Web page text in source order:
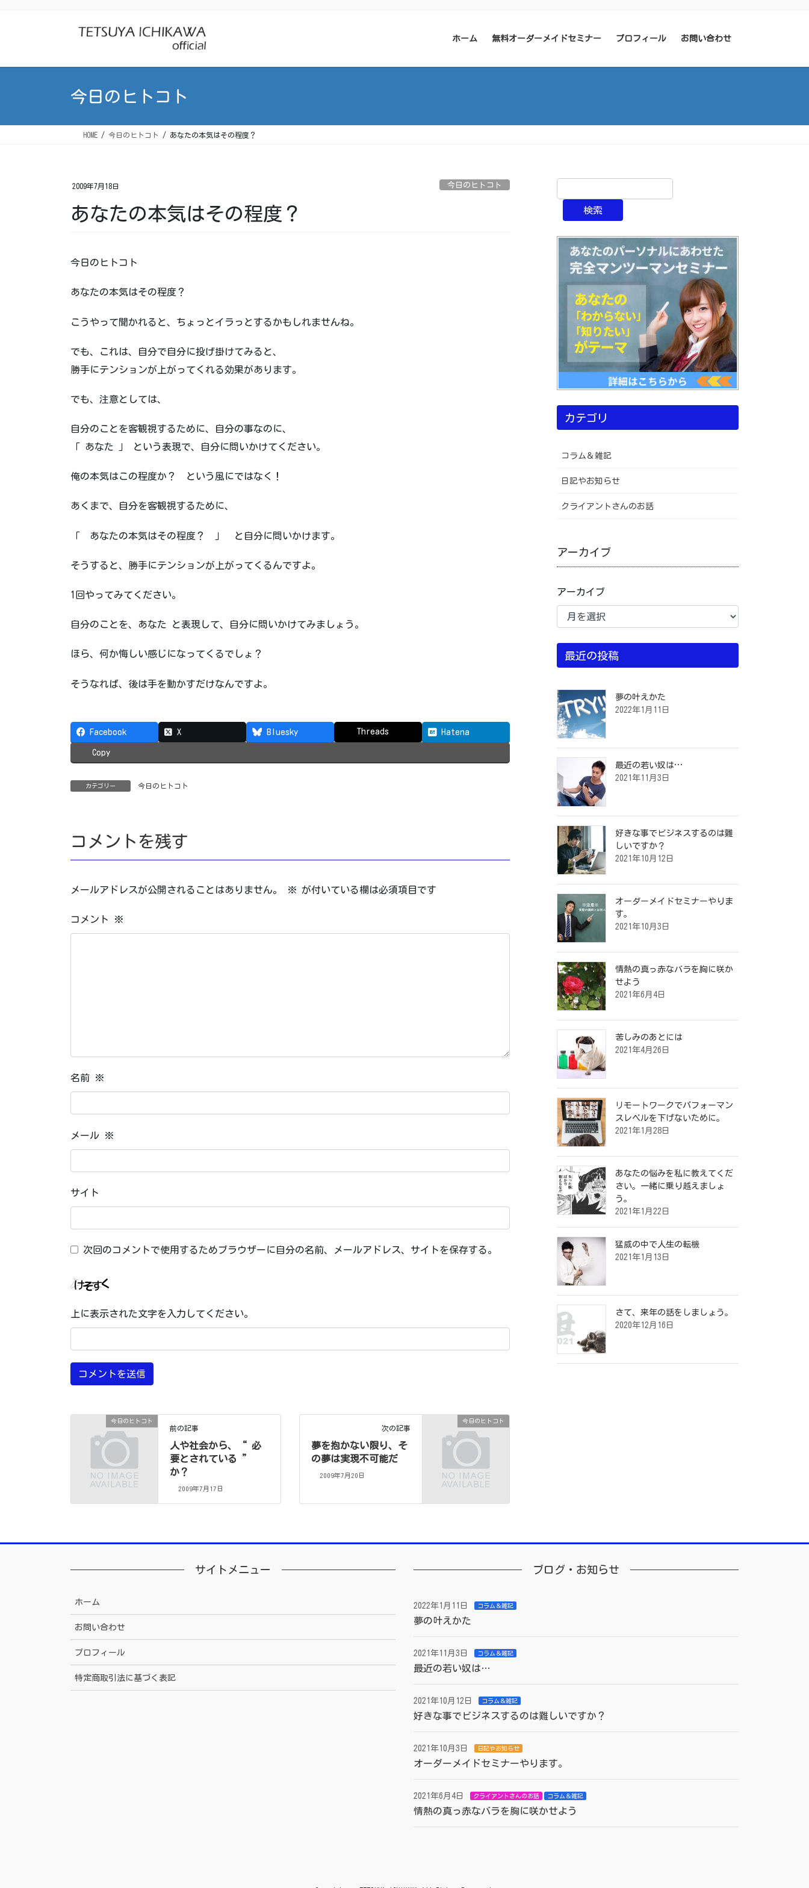
ホーム 無料オーダーメイドセミナー プロフィール お問い合わせ
今日のヒトコト
HOME 今日のヒトコト あなたの本気はその程度？
2009年7月18日 今日のヒトコト
あなたの本気はその程度？
今日のヒトコト
あなたの本気はその程度？
こうやって聞かれると、ちょっとイラっとするかもしれませんね。
でも、これは、自分で自分に投げ掛けてみると、
勝手にテンションが上がってくれる効果があります。
でも、注意としては、
自分のことを客観視するために、自分の事なのに、
「 あなた 」 という表現で、自分に問いかけてください。
俺の本気はこの程度か？ という風にではなく！
あくまで、自分を客観視するために、
「 あなたの本気はその程度？ 」 と自分に問いかけます。
そうすると、勝手にテンションが上がってくるんですよ。
1回やってみてください。
自分のことを、あなた と表現して、自分に問いかけてみましょう。
ほら、何か悔しい感じになってくるでしょ？
そうなれば、後は手を動かすだけなんですよ。
Facebook X Bluesky Threads Hatena
Copy
カテゴリー 今日のヒトコト
コメントを残す
メールアドレスが公開されることはありません。 ※ が付いている欄は必須項目です
コメント ※
名前 ※
メール ※
サイト
次回のコメントで使用するためブラウザーに自分の名前、メールアドレス、サイトを保存する。
上に表示された文字を入力してください。
今日のヒトコト
前の記事
人や社会から、“ 必
要とされている ”
か？
2009年7月17日
今日のヒトコト
次の記事
夢を抱かない限り、そ
の夢は実現不可能だ
2009年7月20日
検索
カテゴリ
コラム＆雑記
日記やお知らせ
クライアントさんのお話
アーカイブ
アーカイブ
最近の投稿
夢の叶えかた
2022年1月11日
最近の若い奴は…
2021年11月3日
好きな事でビジネスするのは難
しいですか？
2021年10月12日
オーダーメイドセミナーやりま
す。
2021年10月3日
情熱の真っ赤なバラを胸に咲か
せよう
2021年6月4日
苦しみのあとには
2021年4月26日
リモートワークでパフォーマン
スレベルを下げないために。
2021年1月28日
あなたの悩みを私に教えてくだ
さい。一緒に乗り越えましょ
う。
2021年1月22日
猛威の中で人生の転機
2021年1月13日
さて、来年の話をしましょう。
2020年12月16日
サイトメニュー
ホーム
お問い合わせ
プロフィール
特定商取引法に基づく表記
ブログ・お知らせ
2022年1月11日 コラム＆雑記
夢の叶えかた
2021年11月3日 コラム＆雑記
最近の若い奴は…
2021年10月12日 コラム＆雑記
好きな事でビジネスするのは難しいですか？
2021年10月3日 日記やお知らせ
オーダーメイドセミナーやります。
2021年6月4日 クライアントさんのお話 コラム＆雑記
情熱の真っ赤なバラを胸に咲かせよう